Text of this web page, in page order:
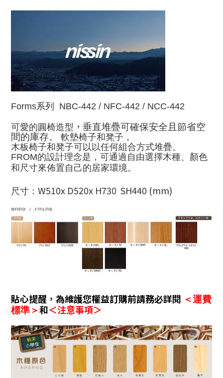
Forms系列 NBC-442 / NFC-442 / NCC-442
可愛的圓椅造型 ， 垂直堆疊可確保安全且節省空
間的庫存。
軟墊椅子和凳子，
木板椅子和凳子可以以任何組合方式堆疊。
FROM的設計理念是，可通過自由選擇木種、顏色
和尺寸來佈置自己的居家環境。
尺寸： W510x D520x H730 SH440 (mm)
貼心提醒 ， 為維護您權益訂購前請務必詳閱 ＜運費
標準＞和＜注意事項＞